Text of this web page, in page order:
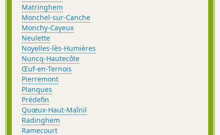
Matringhem
Monchel-sur-Canche
Monchy-Cayeux
Neulette
Noyelles-lès-Humières
Nuncq-Hautecôte
Œuf-en-Ternois
Pierremont
Planques
Prédefin
Quœux-Haut-Maînil
Radinghem
Ramecourt